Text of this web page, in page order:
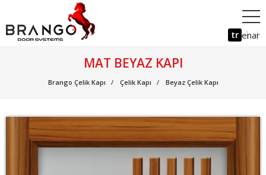
tr enar
MAT BEYAZ KAPI
Brango Çelik Kapı Çelik Kapı Beyaz Çelik Kapı